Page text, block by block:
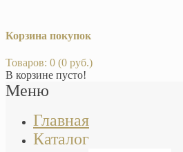
Корзина покупок
Товаров: 0 (0 руб.)
В корзине пусто!
Меню
Главная
Каталог